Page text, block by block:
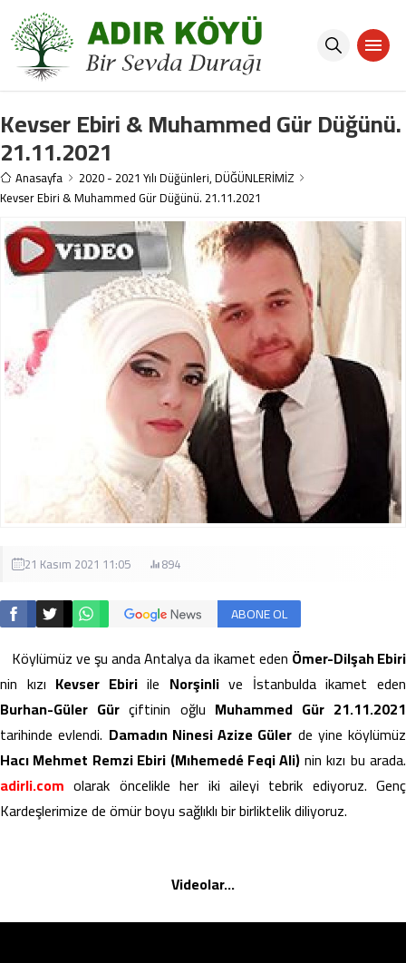
Kevser Ebiri & Muhammed Gür Düğünü.
21.11.2021
Anasayfa 2020 - 2021 Yılı Düğünleri,DÜĞÜNLERİMİZ
Kevser Ebiri & Muhammed Gür Düğünü. 21.11.2021
21 Kasım 2021 11:05 894
ABONE OL
Köylümüz ve şu anda Antalya da ikamet eden Ömer-Dilşah Ebiri
nin kızı Kevser Ebiriile Norşinlive İstanbulda ikamet eden
Burhan-Güler Gür çiftinin oğlu Muhammed Gür 21.11.2021
tarihinde evlendi. Damadın Ninesi Azize Güler de yine köylümüz
Hacı Mehmet Remzi Ebiri (Mıhemedé Feqi Ali)nin kızı bu arada.
adirli.com olarak öncelikle her iki aileyi tebrik ediyoruz. Genç
Kardeşlerimize de ömür boyu sağlıklı bir birliktelik diliyoruz.
Videolar…